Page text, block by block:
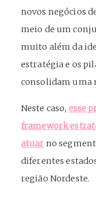
novos negócios
meio de um
muito além da
estratégia e os
consolidam uma
Neste caso, esse
framework
atuar no
diferentes
região Nordeste.